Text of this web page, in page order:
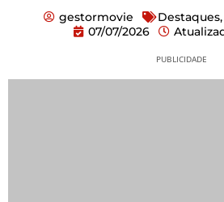
gestormovie Destaques,
07/07/2026
PUBLICIDADE